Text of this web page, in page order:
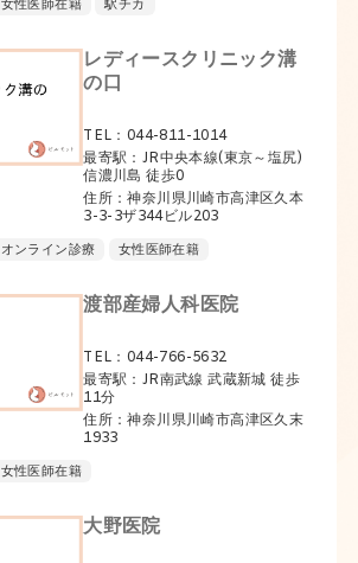
女性医師在籍 駅チカ
レディースクリニック溝
の口
TEL：044-811-1014
最寄駅：JR中央本線(東京～塩尻)
信濃川島 徒歩0
住所：神奈川県川崎市高津区久本
3-3-3ザ344ビル203
オンライン診療 女性医師在籍
渡部産婦人科医院
TEL：044-766-5632
最寄駅：JR南武線 武蔵新城 徒歩
11分
住所：神奈川県川崎市高津区久末
1933
女性医師在籍
大野医院